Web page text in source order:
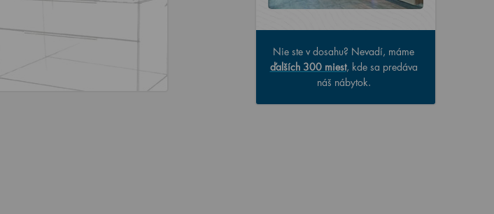
Nie ste v dosahu? Nevadí, máme
ďalších 300 miest, kde sa predáva
náš nábytok.